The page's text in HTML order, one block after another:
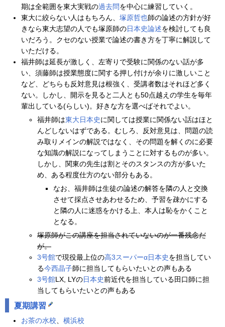
期は全範囲を東大実戦の過去問を中心に練習していく。
東大に絞らない人はもちろん、 塚原哲也師の論述の方針が好
きなら東大志望の人でも塚原師の日本史論述を検討しても良
いだろう。クセのない授業で論述の書き方を丁寧に解説して
いただける。
福井師は延長が激しく、左寄りで受験に関係のない話が多
い、須藤師は授業態度に関する押し付けが余りに激しいこと
など、どちらも反対意見は根強く、受講者数はそれほど多く
ない。しかし、開示を見ると二人とも50点越えの学生を毎年
輩出している(らしい)。好きな方を選べばそれでよい。
福井師は東大日本史に関しては授業に関係ない話はほと
んどしないはずである。むしろ、反対意見は、問題の読
み取りメインの解説ではなく、その問題を解くのに必要
な知識の解説になってしまうことに対するものが多い。
しかし、関東の先生は割とそのスタンスの方が多いた
め、ある程度仕方のない部分もある。
なお、福井師は生徒の論述の解答を隣の人と交換
させて採点させあわせるため、予習を疎かにする
と隣の人に迷惑をかける上、本人は恥をかくこと
となる。
塚原師がこの講座を担当されていないのが一番残念だ
が。
3号館で現役最上位の高3スーパーα日本史を担当してい
る今西晶子師に担当してもらいたいとの声もある
3号館LX, LYの日本史前近代を担当している田口師に担
当してもらいたいとの声もある
夏期講習
お茶の水校 横浜校